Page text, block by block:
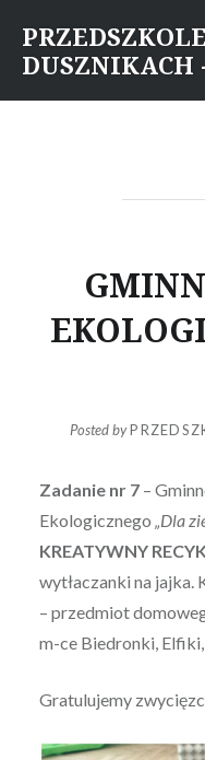
content
DUSZNIKACH
Posted by
Zadanie nr 7 –
Ekologicznego „Dla
KREATYWNY
wytłaczanki na
– przedmiot
m-ce Biedronki, Elfiki,
Gratulujemy